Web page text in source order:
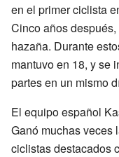
en el primer ciclista
Cinco años después,
hazaña. Durante
mantuvo en 18, y se
partes en un mismo
El equipo español
Ganó muchas veces
ciclistas destacados